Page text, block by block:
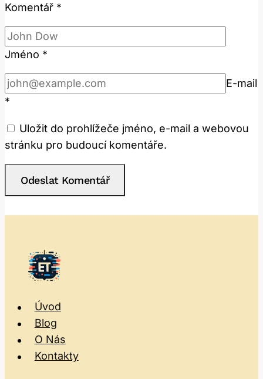
Komentář *
Jméno *
E-mail
*
Uložit do prohlížeče jméno, e-mail a webovou
stránku pro budoucí komentáře.
Úvod
Blog
O Nás
Kontakty